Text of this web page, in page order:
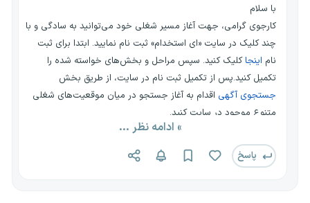
با سلام
کارجوی گرامی، جهت آغاز مسیر شغلی خود می‌توانید به سادگی و با
چند کلیک در سایت «ای استخدام» ثبت نام نمایید. ابتدا برای ثبت
نام اینجاکلیک کنید. سپس مراحل و بخش‌های خواسته شده را
تکمیل کنید.پس از تکمیل ثبت نام در سایت، از طریق بخش
جستجوی آگهی اقدام به آغاز جستجو در میان موقعیت‌های شغلی
متنوع موجود در سایت کنید.
در فرایند جستجو چندین فیلتر مختلف برای سهولت جستجوی شما
قرار داده شده است. با استفاده از این فیلترها می‌توانید:
- استان و شهر
» ادامه نظر ...
پاسخ